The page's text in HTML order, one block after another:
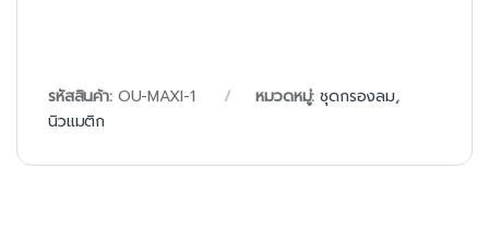
รหัสสินค้า: OU-MAXI-1 หมวดหมู่:ชุดกรองลม,
นิวแมติก